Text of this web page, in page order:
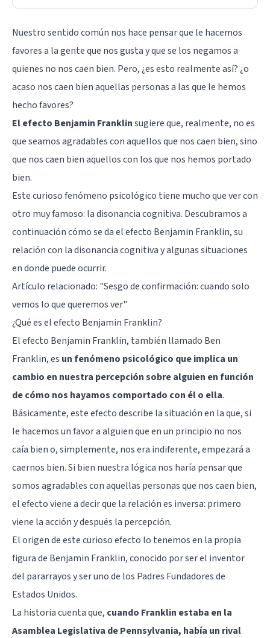
Nuestro sentido común nos hace pensar que le hacemos
favores a la gente que nos gusta y que se los negamos a
quienes no nos caen bien. Pero, ¿es esto realmente así? ¿o
acaso nos caen bien aquellas personas a las que le hemos
hecho favores?
El efecto Benjamin Franklinsugiere que, realmente, no es
que seamos agradables con aquellos que nos caen bien, sino
que nos caen bien aquellos con los que nos hemos portado
bien.
Este curioso fenómeno psicológico tiene mucho que ver con
otro muy famoso: la disonancia cognitiva. Descubramos a
continuación cómo se da el efecto Benjamin Franklin, su
relación con la disonancia cognitiva y algunas situaciones
en donde puede ocurrir.
Artículo relacionado: "Sesgo de confirmación: cuando solo
vemos lo que queremos ver"
¿Qué es el efecto Benjamin Franklin?
El efecto Benjamin Franklin, también llamado Ben
Franklin, es un fenómeno psicológico que implica un
cambio en nuestra percepción sobre alguien en función
de cómo nos hayamos comportado con él o ella.
Básicamente, este efecto describe la situación en la que, si
le hacemos un favor a alguien que en un principio no nos
caía bien o, simplemente, nos era indiferente, empezará a
caernos bien. Si bien nuestra lógica nos haría pensar que
somos agradables con aquellas personas que nos caen bien,
el efecto viene a decir que la relación es inversa: primero
viene la acción y después la percepción.
El origen de este curioso efecto lo tenemos en la propia
figura de Benjamin Franklin, conocido por ser el inventor
del pararrayos y ser uno de los Padres Fundadores de
Estados Unidos.
La historia cuenta que, cuando Franklin estaba en la
Asamblea Legislativa de Pennsylvania, había un rival